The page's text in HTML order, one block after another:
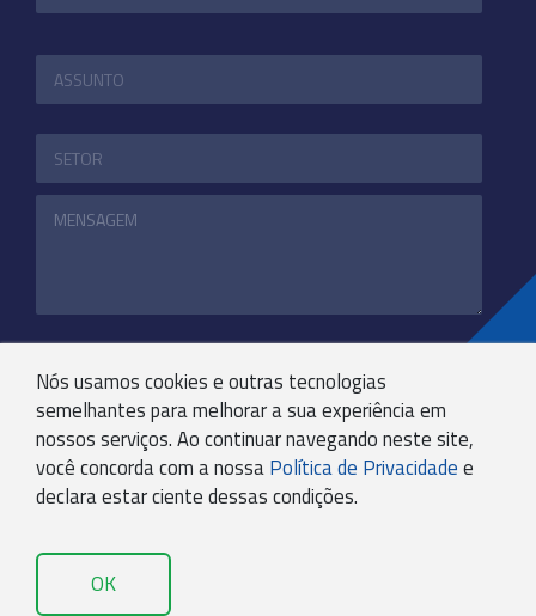
Nós usamos cookies e outras tecnologias
semelhantes para melhorar a sua experiência em
nossos serviços. Ao continuar navegando neste site,
você concorda com a nossa Política de Privacidade e
declara estar ciente dessas condições.
OK
ENVIAR
+55 31 3244-4800
COMUNICACAO@KRYPTONBPO.COM.BR
MG - 30240-300